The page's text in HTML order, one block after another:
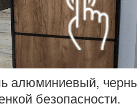
алюминиевый,
безопасности.